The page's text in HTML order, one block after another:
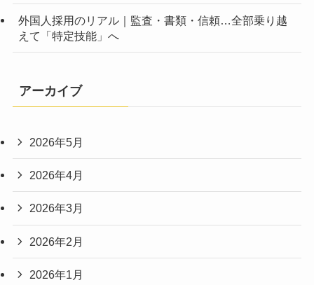
外国人採用のリアル｜監査・書類・信頼…全部乗り越
えて「特定技能」へ
アーカイブ
2026年5月
2026年4月
2026年3月
2026年2月
2026年1月